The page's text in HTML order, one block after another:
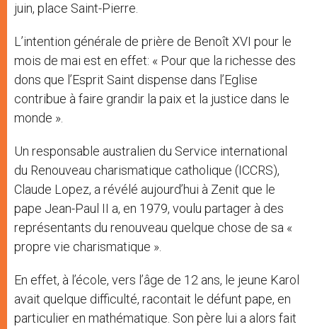
juin, place Saint-Pierre.
L’intention générale de prière de Benoît XVI pour le
mois de mai est en effet: « Pour que la richesse des
dons que l’Esprit Saint dispense dans l’Eglise
contribue à faire grandir la paix et la justice dans le
monde ».
Un responsable australien du Service international
du Renouveau charismatique catholique (ICCRS),
Claude Lopez, a révélé aujourd’hui à Zenit que le
pape Jean-Paul II a, en 1979, voulu partager à des
représentants du renouveau quelque chose de sa «
propre vie charismatique ».
En effet, à l’école, vers l’âge de 12 ans, le jeune Karol
avait quelque difficulté, racontait le défunt pape, en
particulier en mathématique. Son père lui a alors fait